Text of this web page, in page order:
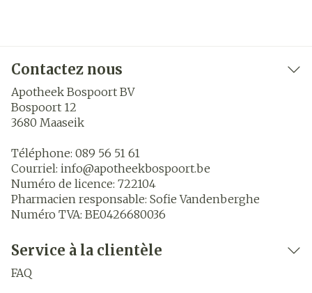
Contactez nous
Apotheek Bospoort BV
Bospoort 12
3680 Maaseik
Téléphone: 089 56 51 61
Courriel: info@apotheekbospoort.be
Numéro de licence: 722104
Pharmacien responsable: Sofie Vandenberghe
Numéro TVA: BE0426680036
Service à la clientèle
FAQ